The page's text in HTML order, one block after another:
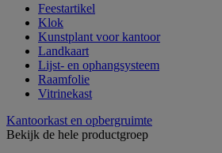
Feestartikel
Klok
Kunstplant voor kantoor
Landkaart
Lijst- en ophangsysteem
Raamfolie
Vitrinekast
Kantoorkast en opbergruimte
Bekijk de hele productgroep